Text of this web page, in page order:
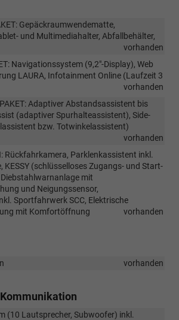
Gepäckraumwendematte,
und Multimediahalter, Abfallbehälter,
vorhanden
Navigationssystem (9,2"-Display), Web
LAURA, Infotainment Online (Laufzeit 3
vorhanden
PAKET: Adaptiver Abstandsassistent bis
(adaptiver Spurhalteassistent), Side-
bzw. Totwinkelassistent)
vorhanden
Rückfahrkamera, Parklenkassistent inkl.
KESSY (schlüsselloses Zugangs- und Start-
mit
und Neigungssensor,
Sportfahrwerk SCC, Elektrische
mit Komfortöffnung
vorhanden
vorhanden
(10 Lautsprecher, Subwoofer) inkl.